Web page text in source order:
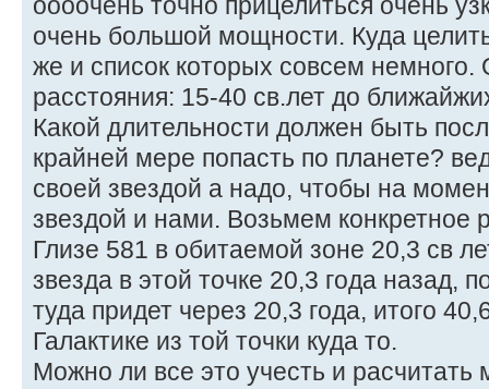
очень большой мощности. Куда
же и список которых совсем
расстояния: 15-40 св.лет до
Какой длительности должен быть
крайней мере попасть по планете?
своей звездой а надо, чтобы на
звездой и нами. Возьмем конкретное
Глизе 581 в обитаемой зоне 20,3 св
звезда в этой точке 20,3 года назад,
туда придет через 20,3 года, итого
Галактике из той точки куда то.
Можно ли все это учесть и расчитать